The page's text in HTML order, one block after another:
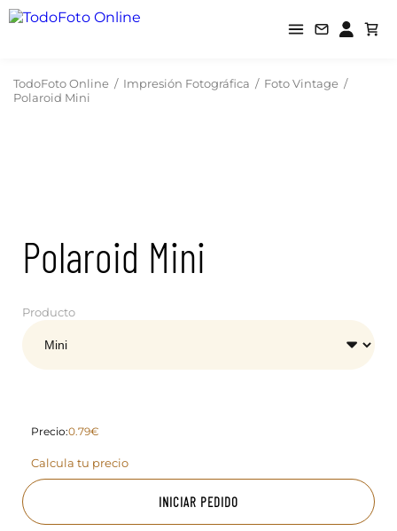
TodoFoto Online / Impresión Fotográfica / Foto Vintage /
Polaroid Mini
Polaroid Mini
Producto
Precio:0.79€
Calcula tu precio
INICIAR PEDIDO